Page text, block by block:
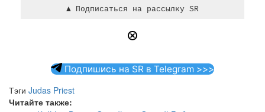
Подпишись на SR в Telegram >>>
Тэги Judas Priest
Читайте также: